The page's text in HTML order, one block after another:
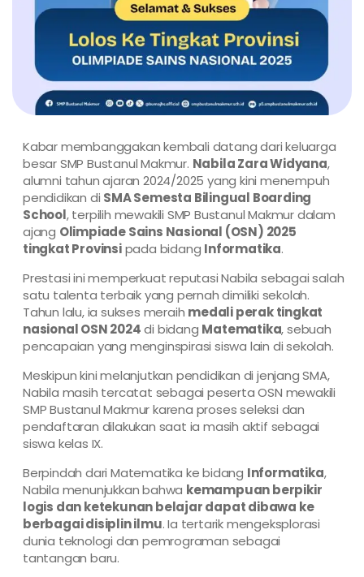
Kabar membanggakan kembali datang dari keluarga
besar SMP Bustanul Makmur. Nabila Zara Widyana,
alumni tahun ajaran 2024/2025 yang kini menempuh
pendidikan di SMA Semesta Bilingual Boarding
School, terpilih mewakili SMP Bustanul Makmur dalam
ajang Olimpiade Sains Nasional (OSN) 2025
tingkat Provinsipada bidang Informatika.
Prestasi ini memperkuat reputasi Nabila sebagai salah
satu talenta terbaik yang pernah dimiliki sekolah.
Tahun lalu, ia sukses meraih medali perak tingkat
nasional OSN 2024di bidang Matematika, sebuah
pencapaian yang menginspirasi siswa lain di sekolah.
Meskipun kini melanjutkan pendidikan di jenjang SMA,
Nabila masih tercatat sebagai peserta OSN mewakili
SMP Bustanul Makmur karena proses seleksi dan
pendaftaran dilakukan saat ia masih aktif sebagai
siswa kelas IX.
Berpindah dari Matematika ke bidang Informatika,
Nabila menunjukkan bahwa kemampuan berpikir
logis dan ketekunan belajar dapat dibawa ke
berbagai disiplin ilmu. Ia tertarik mengeksplorasi
dunia teknologi dan pemrograman sebagai
tantangan baru.